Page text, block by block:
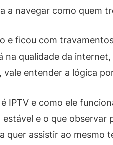
a navegar como quem
e ficou com
na qualidade da
vale entender a lógica
IPTV e como ele
e o que
quer assistir ao mesmo